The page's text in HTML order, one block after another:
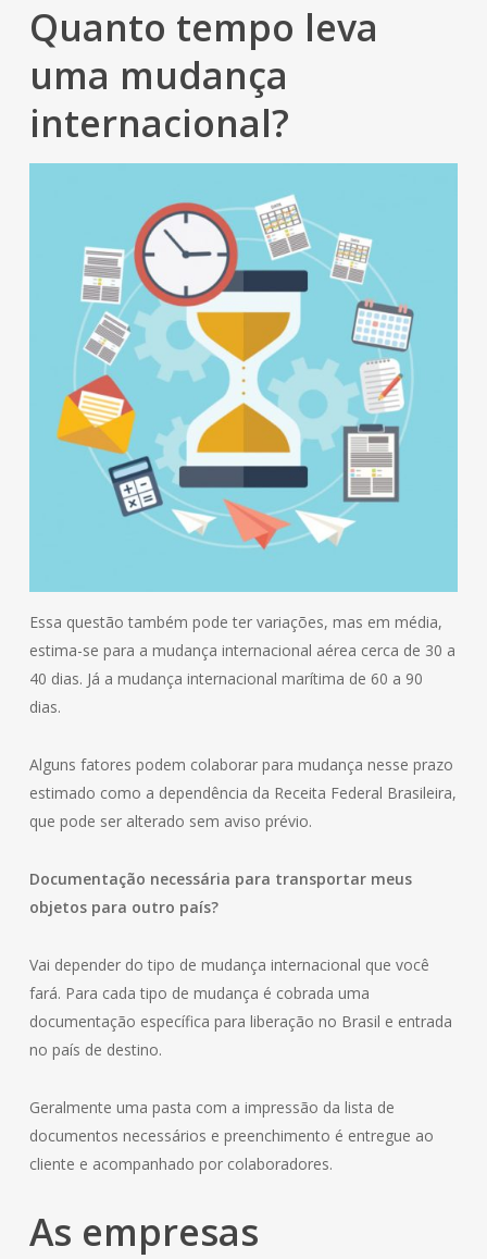
Quanto tempo leva
uma mudança
internacional?
Essa questão também pode ter variações, mas em média,
estima-se para a mudança internacional aérea cerca de 30 a
40 dias. Já a mudança internacional marítima de 60 a 90
dias.
Alguns fatores podem colaborar para mudança nesse prazo
estimado como a dependência da Receita Federal Brasileira,
que pode ser alterado sem aviso prévio.
Documentação necessária para transportar meus
objetos para outro país?
Vai depender do tipo de mudança internacional que você
fará. Para cada tipo de mudança é cobrada uma
documentação específica para liberação no Brasil e entrada
no país de destino.
Geralmente uma pasta com a impressão da lista de
documentos necessários e preenchimento é entregue ao
cliente e acompanhado por colaboradores.
As empresas